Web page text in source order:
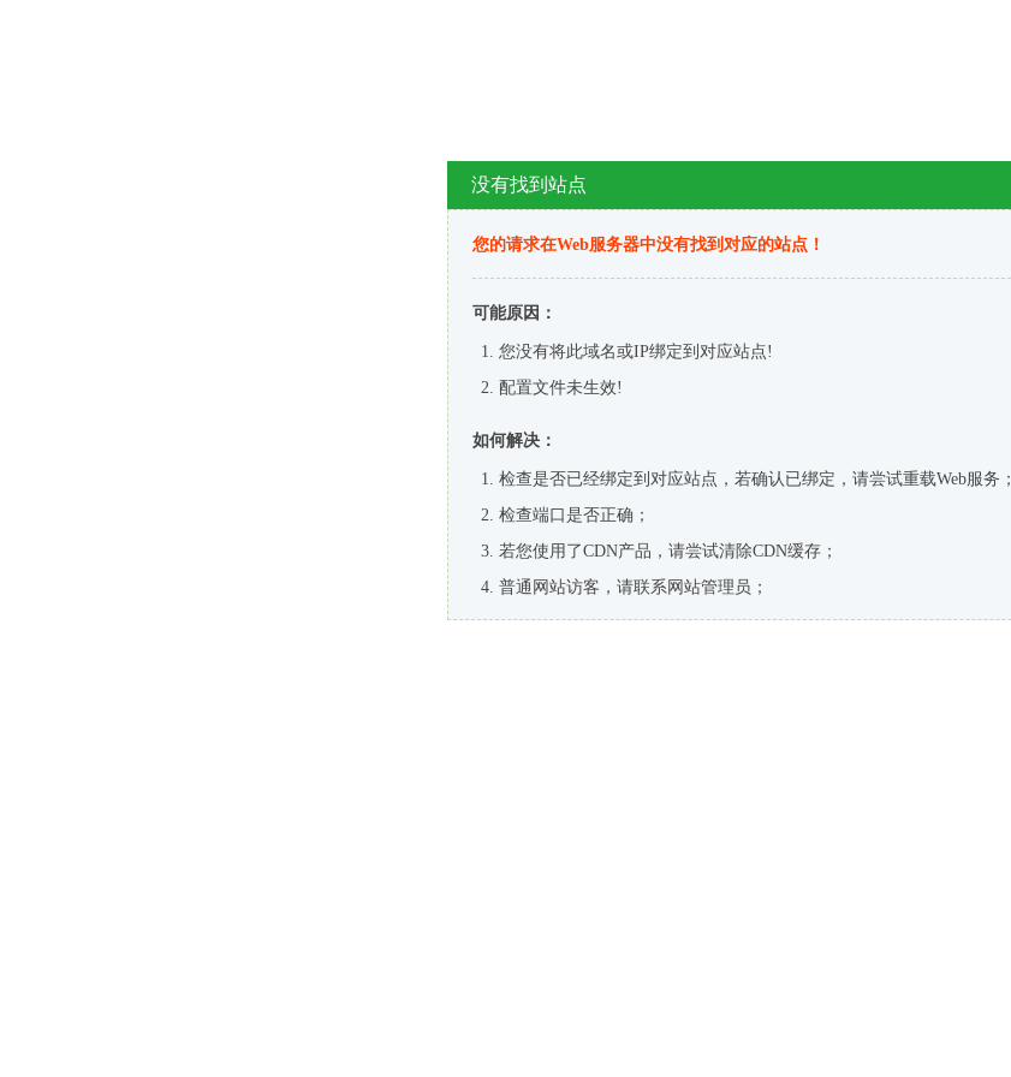
没有找到站点
您的请求在Web服务器中没有找到对应的站点！
可能原因：
您没有将此域名或IP绑定到对应站点!
配置文件未生效!
如何解决：
检查是否已经绑定到对应站点，若确认已绑定，请尝试重载Web服务；
检查端口是否正确；
若您使用了CDN产品，请尝试清除CDN缓存；
普通网站访客，请联系网站管理员；